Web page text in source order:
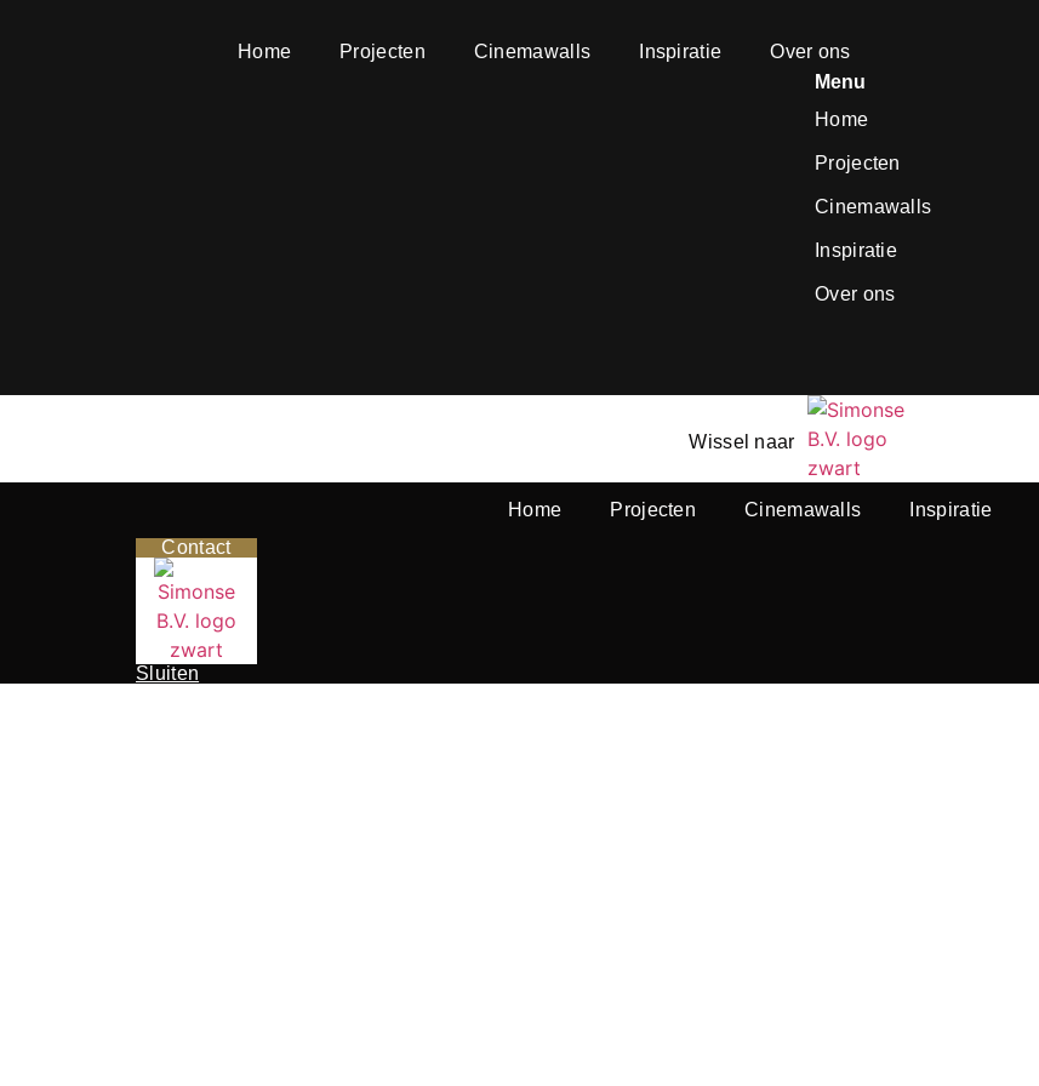
Home Projecten Cinemawalls Inspiratie Over ons
Menu
Home
Projecten
Cinemawalls
Inspiratie
Over ons
Wissel naar
Home Projecten Cinemawalls Inspiratie
Contact
Sluiten